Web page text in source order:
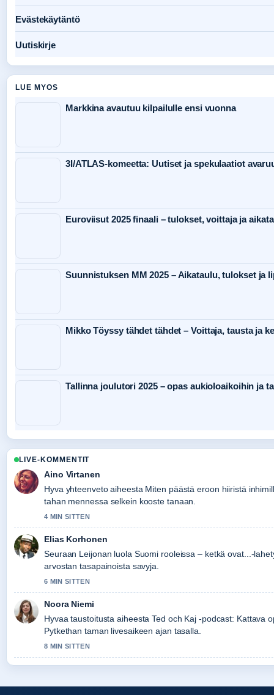
Evästekäytäntö
Uutiskirje
LUE MYOS
Markkina avautuu kilpailulle ensi vuonna
3I/ATLAS-komeetta: Uutiset ja spekulaatiot
Euroviisut 2025 finaali – tulokset, voittaja ja
Suunnistuksen MM 2025 – Aikataulu, tulokset ja
Mikko Töyssy tähdet tähdet – Voittaja, tausta ja
Tallinna joulutori 2025 – opas aukioloaikoihin ja
LIVE-KOMMENTIT
Aino Virtanen
Hyva yhteenveto aiheesta Miten päästä eroon hiiristä
tahan mennessa selkein kooste tanaan.
4 MIN SITTEN
Elias Korhonen
Seuraan Leijonan luola Suomi rooleissa – ketkä ovat...-
arvostan tasapainoista savyja.
6 MIN SITTEN
Noora Niemi
Hyvaa taustoitusta aiheesta Ted och Kaj -podcast: Kattava
Pytkethan taman livesaikeen ajan tasalla.
8 MIN SITTEN